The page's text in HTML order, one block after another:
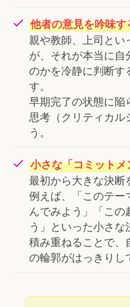
他者の意見を吟味す
親や教師、上司と
が、それが本当に自
のかを冷静に判断
す。
早期完了の状態に陥
思考（クリティカル
う。
小さな「コミット
最初から大きな決断
例えば、「このテー
んでみよう」「この
う」といった小さ
積み重ねることで、
の輪郭がはっきりし